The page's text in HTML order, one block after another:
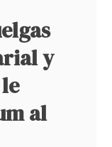
y
al